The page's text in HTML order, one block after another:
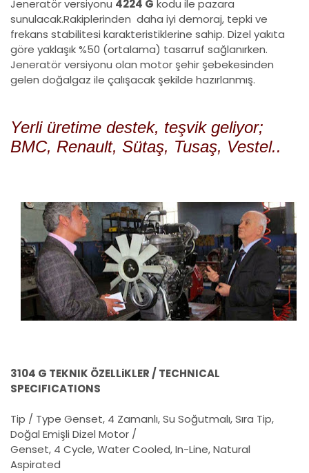
Jeneratör versiyonu 4224 G kodu ile pazara
sunulacak.Rakiplerinden daha iyi demoraj, tepki ve
frekans stabilitesi karakteristiklerine sahip. Dizel yakıta
göre yaklaşık %50 (ortalama) tasarruf sağlanırken.
Jeneratör versiyonu olan motor şehir şebekesinden
gelen doğalgaz ile çalışacak şekilde hazırlanmış.
Yerli üretime destek, teşvik geliyor;
BMC, Renault, Sütaş, Tusaş, Vestel..
3104 G TEKNIK ÖZELLiKLER / TECHNICAL
SPECIFICATIONS
Tip / Type Genset, 4 Zamanlı, Su Soğutmalı, Sıra Tip,
Doğal Emişli Dizel Motor /
Genset, 4 Cycle, Water Cooled, In-Line, Natural
Aspirated